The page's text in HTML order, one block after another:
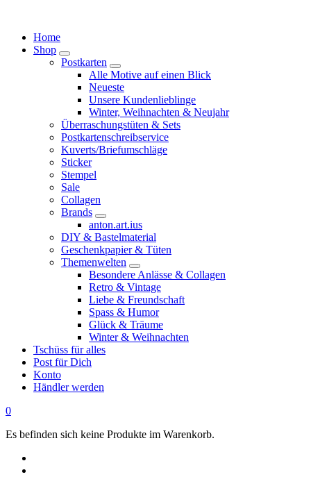
Home
Shop
Postkarten
Alle Motive auf einen Blick
Neueste
Unsere Kundenlieblinge
Winter, Weihnachten & Neujahr
Überraschungstüten & Sets
Postkartenschreibservice
Kuverts/Briefumschläge
Sticker
Stempel
Sale
Collagen
Brands
anton.art.ius
DIY & Bastelmaterial
Geschenkpapier & Tüten
Themenwelten
Besondere Anlässe & Collagen
Retro & Vintage
Liebe & Freundschaft
Spass & Humor
Glück & Träume
Winter & Weihnachten
Tschüss für alles
Post für Dich
Konto
Händler werden
0
Es befinden sich keine Produkte im Warenkorb.